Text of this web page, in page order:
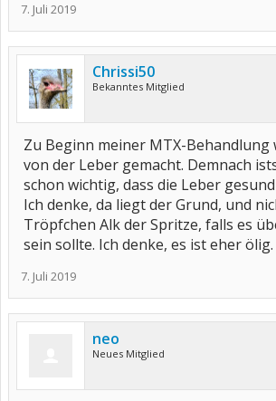
7. Juli 2019
Chrissi50
Bekanntes Mitglied
Zu Beginn meiner MTX-Behandlung
von der Leber gemacht. Demnach
schon wichtig, dass die Leber
Ich denke, da liegt der Grund, und
Tröpfchen Alk der Spritze, falls es
sein sollte. Ich denke, es ist eher ölig.
7. Juli 2019
neo
Neues Mitglied